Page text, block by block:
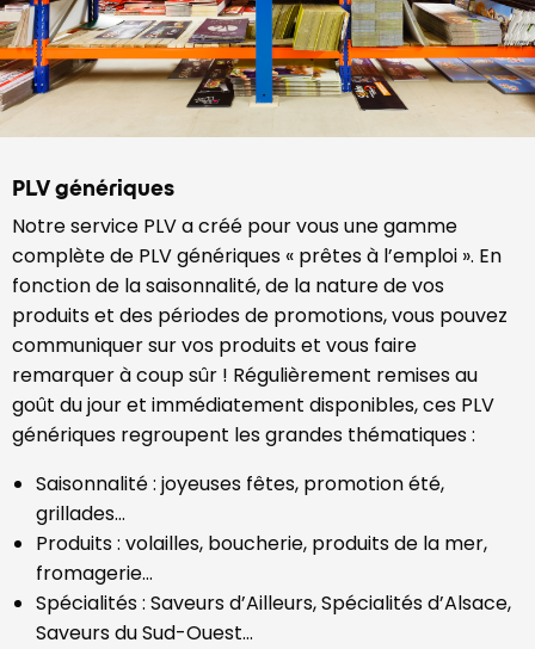
PLV génériques
Notre service PLV a créé pour vous une gamme
complète de PLV génériques « prêtes à l’emploi ». En
fonction de la saisonnalité, de la nature de vos
produits et des périodes de promotions, vous pouvez
communiquer sur vos produits et vous faire
remarquer à coup sûr ! Régulièrement remises au
goût du jour et immédiatement disponibles, ces PLV
génériques regroupent les grandes thématiques :
Saisonnalité : joyeuses fêtes, promotion été,
grillades…
Produits : volailles, boucherie, produits de la mer,
fromagerie…
Spécialités : Saveurs d’Ailleurs, Spécialités d’Alsace,
Saveurs du Sud-Ouest…